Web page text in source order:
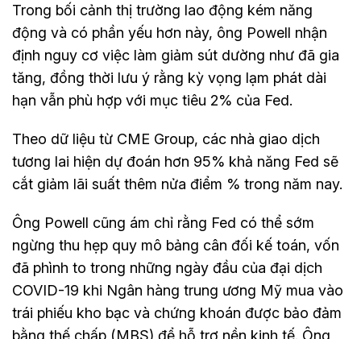
Trong bối cảnh thị trường lao động kém năng
động và có phần yếu hơn này, ông Powell nhận
định nguy cơ việc làm giảm sút dường như đã gia
tăng, đồng thời lưu ý rằng kỳ vọng lạm phát dài
hạn vẫn phù hợp với mục tiêu 2% của Fed.
Theo dữ liệu từ CME Group, các nhà giao dịch
tương lai hiện dự đoán hơn 95% khả năng Fed sẽ
cắt giảm lãi suất thêm nửa điểm % trong năm nay.
Ông Powell cũng ám chỉ rằng Fed có thể sớm
ngừng thu hẹp quy mô bảng cân đối kế toán, vốn
đã phình to trong những ngày đầu của đại dịch
COVID-19 khi Ngân hàng trung ương Mỹ mua vào
trái phiếu kho bạc và chứng khoán được bảo đảm
bằng thế chấp (MBS) để hỗ trợ nền kinh tế. Ông